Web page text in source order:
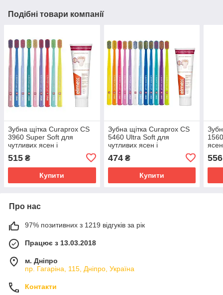
Подібні товари компанії
Зубна щітка Curaprox CS
3960 Super Soft для
чутливих ясен і
Elmex Anti-Caries
Professional
515 ₴
Купити
Зубна щітка Curaprox CS
5460 Ultra Soft для
чутливих ясен і
Elmex Anti-Caries
Professional захист від
474₴
Купити
зубів
556
Про нас
97% позитивних з 1219 відгуків за рік
Працює з 13.03.2018
м. Дніпро
пр. Гагаріна, 115, Дніпро, Україна
Контакти